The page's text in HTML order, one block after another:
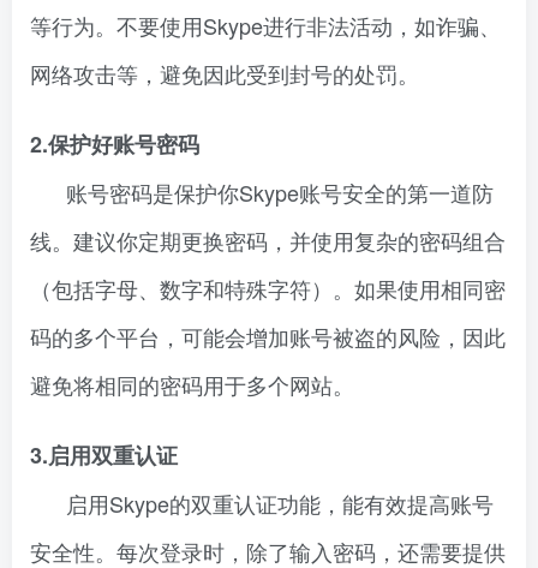
等行为。不要使用Skype进行非法活动，如诈骗、
网络攻击等，避免因此受到封号的处罚。
2.保护好账号密码
账号密码是保护你Skype账号安全的第一道防
线。建议你定期更换密码，并使用复杂的密码组合
（包括字母、数字和特殊字符）。如果使用相同密
码的多个平台，可能会增加账号被盗的风险，因此
避免将相同的密码用于多个网站。
3.启用双重认证
启用Skype的双重认证功能，能有效提高账号
安全性。每次登录时，除了输入密码，还需要提供